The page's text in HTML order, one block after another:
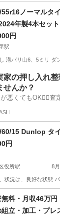
タイヤ、ホイ
55r16ノーマルタ
年製4本セット
円
駅
溝バリ山6、5ミリ
名古屋駅 タイヤ、
家の押し入れ
せんか？
悪くてもOK🙆‍♀️査
60/15 Dunlop タ
円
役所駅 8
状況は、良好な状態
瑞穂区役所駅 タイ
料・月収46万円
立・加工・プレ